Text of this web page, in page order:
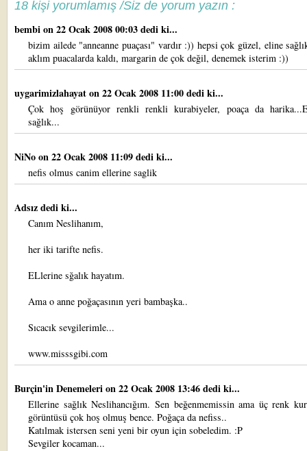
18 kişi yorumlamış /Siz de yorum yazın :
bembion 22 Ocak 2008 00:03 dedi ki...
bizim ailede "anneanne puaçası" vardır :)) hepsi çok güzel, eline
aklım puacalarda kaldı, margarin de çok değil, denemek isterim :))
uygarimizlahayaton 22 Ocak 2008 11:00 dedi ki...
Çok hoş görünüyor renkli renkli kurabiyeler, poaça da
sağlık...
NiNoon 22 Ocak 2008 11:09 dedi ki...
nefis olmus canim ellerine saglik
Adsız dedi ki...
Canım Neslihanım,
her iki tarifte nefis.
ELlerine sğalık hayatım.
Ama o anne poğaçasının yeri bambaşka..
Sıcacık sevgilerimle...
www.misssgibi.com
Burçin'in Denemelerion 22 Ocak 2008 13:46 dedi ki...
Ellerine sağlık Neslihancığım. Sen beğenmemissin ama üç renk
görüntüsü çok hoş olmuş bence. Poğaça da nefiss..
Katılmak istersen seni yeni bir oyun için sobeledim. :P
Sevgiler kocaman...